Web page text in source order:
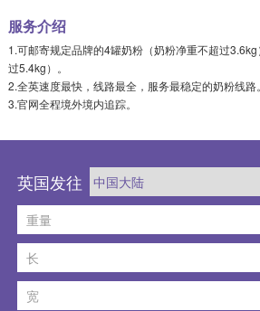
服务介绍
1.可邮寄规定品牌的4罐奶粉（奶粉净重不超过
过5.4kg）。
2.全英速度最快，线路最全，服务最稳定的奶粉线路。
3.官网全程境外境内追踪。
英国发往